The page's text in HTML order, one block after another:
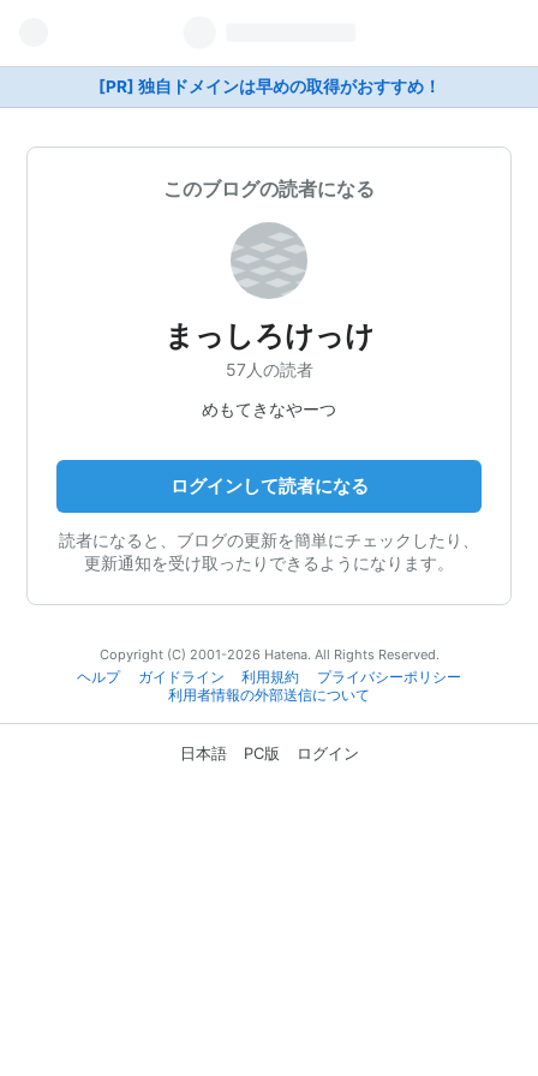
[PR] 独自ドメインは早めの取得がおすすめ！
このブログの読者になる
まっしろけっけ
57人の読者
めもてきなやーつ
ログインして読者になる
読者になると、ブログの更新を簡単にチェックしたり、
更新通知を受け取ったりできるようになります。
Copyright (C) 2001-2026 Hatena. All Rights Reserved.
ヘルプ
ガイドライン 利用規約
プライバシーポリシー
利用者情報の外部送信について
日本語 PC版 ログイン